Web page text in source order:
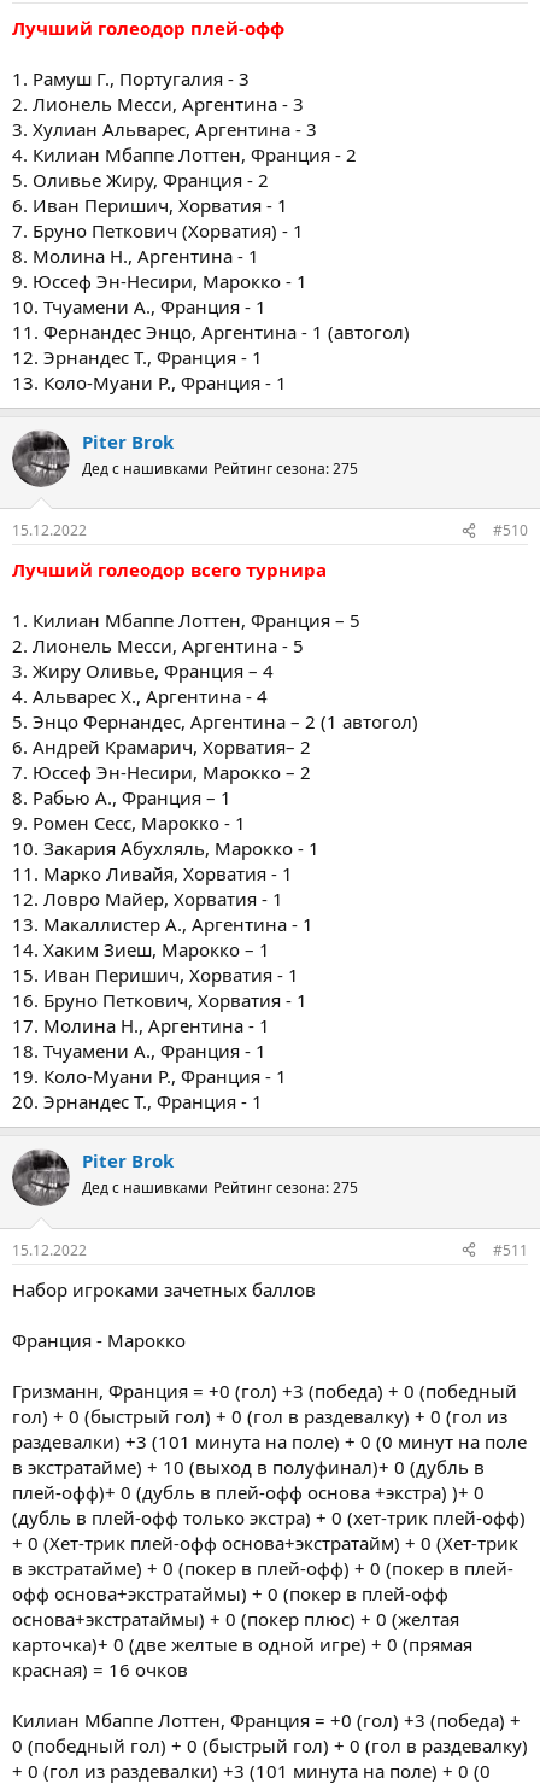
Лучший голеодор плей-офф
1. Рамуш Г., Португалия - 3
2. Лионель Месси, Аргентина - 3
3. Хулиан Альварес, Аргентина - 3
4. Килиан Мбаппе Лоттен, Франция - 2
5. Оливье Жиру, Франция - 2
6. Иван Перишич, Хорватия - 1
7. Бруно Петкович (Хорватия) - 1
8. Молина Н., Аргентина - 1
9. Юссеф Эн-Несири, Марокко - 1
10. Тчуамени А., Франция - 1
11. Фернандес Энцо, Аргентина - 1 (автогол)
12. Эрнандес Т., Франция - 1
13. Коло-Муани Р., Франция - 1
Piter Brok
Дед с нашивками Рейтинг сезона: 275
15.12.2022 #510
Лучший голеодор всего турнира
1. Килиан Мбаппе Лоттен, Франция – 5
2. Лионель Месси, Аргентина - 5
3. Жиру Оливье, Франция – 4
4. Альварес Х., Аргентина - 4
5. Энцо Фернандес, Аргентина – 2 (1 автогол)
6. Андрей Крамарич, Хорватия– 2
7. Юссеф Эн-Несири, Марокко – 2
8. Рабью А., Франция – 1
9. Ромен Сесс, Марокко - 1
10. Закария Абухляль, Марокко - 1
11. Марко Ливайя, Хорватия - 1
12. Ловро Майер, Хорватия - 1
13. Макаллистер А., Аргентина - 1
14. Хаким Зиеш, Марокко – 1
15. Иван Перишич, Хорватия - 1
16. Бруно Петкович, Хорватия - 1
17. Молина Н., Аргентина - 1
18. Тчуамени А., Франция - 1
19. Коло-Муани Р., Франция - 1
20. Эрнандес Т., Франция - 1
Piter Brok
Дед с нашивками Рейтинг сезона: 275
15.12.2022 #511
Набор игроками зачетных баллов
Франция - Марокко
Гризманн, Франция = +0 (гол) +3 (победа) + 0 (победный
гол) + 0 (быстрый гол) + 0 (гол в раздевалку) + 0 (гол из
раздевалки) +3 (101 минута на поле) + 0 (0 минут на поле
в экстратайме) + 10 (выход в полуфинал)+ 0 (дубль в
плей-офф)+ 0 (дубль в плей-офф основа +экстра) )+ 0
(дубль в плей-офф только экстра) + 0 (хет-трик плей-офф)
+ 0 (Хет-трик плей-офф основа+экстратайм) + 0 (Хет-трик
в экстратайме) + 0 (покер в плей-офф) + 0 (покер в плей-
офф основа+экстратаймы) + 0 (покер в плей-офф
основа+экстратаймы) + 0 (покер плюс) + 0 (желтая
карточка)+ 0 (две желтые в одной игре) + 0 (прямая
красная) = 16 очков
Килиан Мбаппе Лоттен, Франция = +0 (гол) +3 (победа) +
0 (победный гол) + 0 (быстрый гол) + 0 (гол в раздевалку)
+ 0 (гол из раздевалки) +3 (101 минута на поле) + 0 (0